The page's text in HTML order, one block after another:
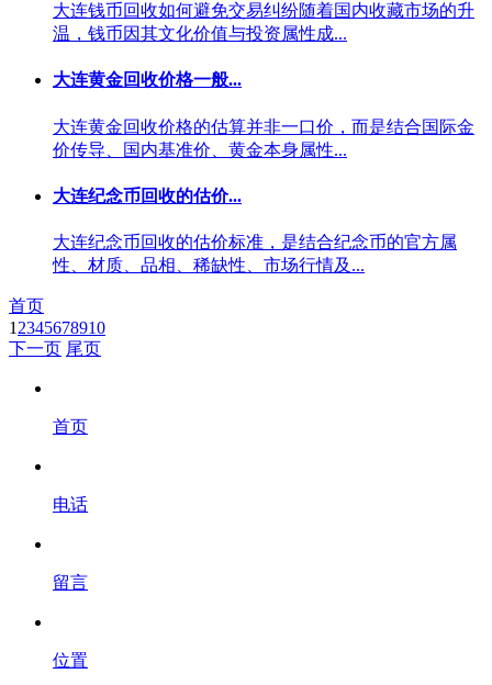
大连钱币回收如何避免交易纠纷随着国内收藏市场的升
温，钱币因其文化价值与投资属性成...
大连黄金回收价格一般...
大连黄金回收价格的估算并非一口价，而是结合国际金
价传导、国内基准价、黄金本身属性...
大连纪念币回收的估价...
大连纪念币回收的估价标准，是结合纪念币的官方属
性、材质、品相、稀缺性、市场行情及...
首页
1 2345678910
下一页 尾页
首页
电话
留言
位置